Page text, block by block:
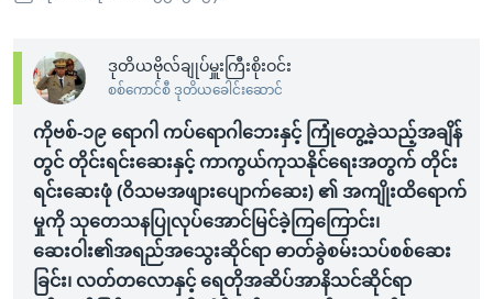
ဒုတိယဗိုလ်ချုပ်မှူးကြီးစိုးဝင်း
စစ်ကောင်စီ ဒုတိယခေါင်းဆောင်
ကိုဗစ်-၁၉ ရောဂါ ကပ်ရောဂါဘေးနှင့် ကြုံတွေ့ခဲ့သည့်အချိန်
တွင် တိုင်းရင်းဆေးနှင့် ကာကွယ်ကုသနိုင်ရေးအတွက် တိုင်း
ရင်းဆေးဖုံ (ဝိသမအဖျားပျောက်ဆေး) ၏ အကျိုးထိရောက်
မှုကို သုတေသနပြုလုပ်အောင်မြင်ခဲ့ကြကြောင်း၊
ဆေးဝါး၏အရည်အသွေးဆိုင်ရာ ဓာတ်ခွဲစမ်းသပ်စစ်ဆေး
ခြင်း၊ လတ်တလောနှင့် ရေတိုအဆိပ်အာနိသင်ဆိုင်ရာ